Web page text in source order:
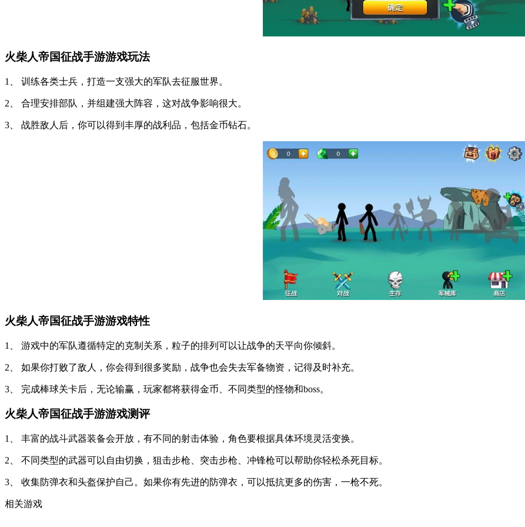
火柴人帝国征战手游游戏玩法
1、 训练各类士兵，打造一支强大的军队去征服世界。
2、 合理安排部队，并组建强大阵容，这对战争影响很大。
3、 战胜敌人后，你可以得到丰厚的战利品，包括金币钻石。
火柴人帝国征战手游游戏特性
1、 游戏中的军队遵循特定的克制关系，粒子的排列可以让战争的天平向你倾斜。
2、 如果你打败了敌人，你会得到很多奖励，战争也会失去军备物资，记得及时补充。
3、 完成棒球关卡后，无论输赢，玩家都将获得金币、不同类型的怪物和boss。
火柴人帝国征战手游游戏测评
1、 丰富的战斗武器装备会开放，有不同的射击体验，角色要根据具体环境灵活变换。
2、 不同类型的武器可以自由切换，狙击步枪、突击步枪、冲锋枪可以帮助你轻松杀死目标。
3、 收集防弹衣和头盔保护自己。如果你有先进的防弹衣，可以抵抗更多的伤害，一枪不死。
相关游戏